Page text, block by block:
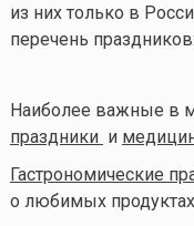
из них только в
перечень праздников:
Наиболее важные в
праздники и
Гастрономические
о любимых